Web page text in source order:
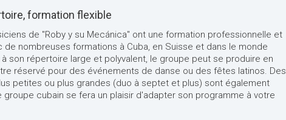
formation flexible
de "Roby y su Mecánica" ont une formation professionnelle et
de nombreuses formations à Cuba, en Suisse et dans le monde
à son répertoire large et polyvalent, le groupe peut se produire en
réservé pour des événements de danse ou des fêtes latinos. Des
petites ou plus grandes (duo à septet et plus) sont également
groupe cubain se fera un plaisir d'adapter son programme à votre